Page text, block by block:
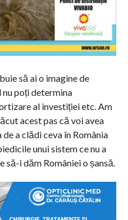
să ai o imagine de
poți determina
al investiției etc. Am
acest pas că voi avea
a clădi ceva în România
unui sistem ce nu a
să-i dăm României o șansă.